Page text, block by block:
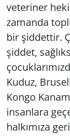
veteriner
zamanda
bir şiddettir.
şiddet,
Kuduz,
Kongo
insanlara
halkımıza